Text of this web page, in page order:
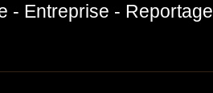
- Entreprise - Reportage